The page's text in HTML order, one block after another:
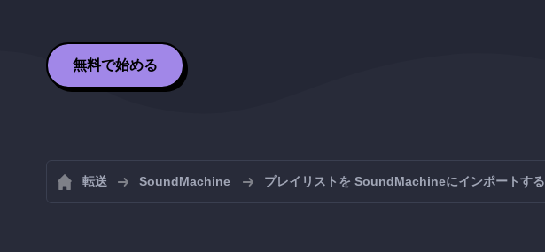
無料で始める
転送 SoundMachine プレイリストを SoundMachineにインポートする